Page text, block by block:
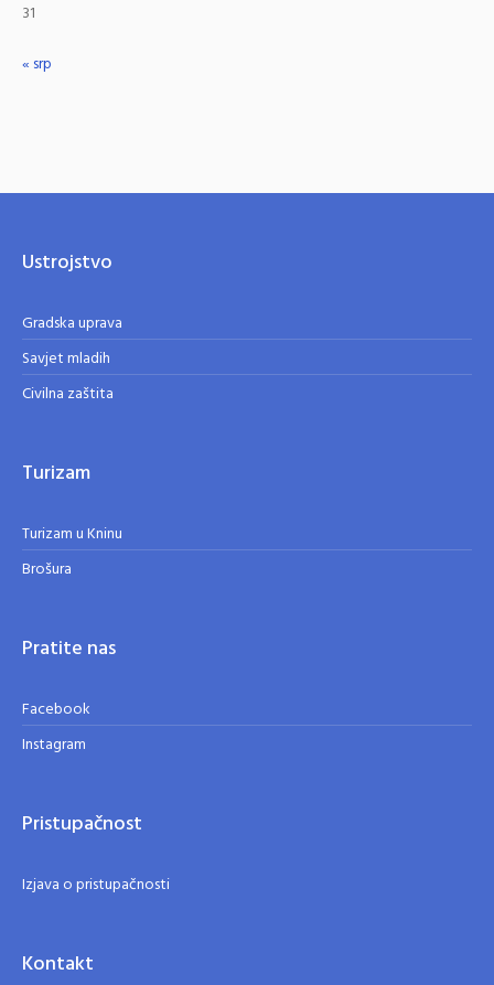
31
« srp
Ustrojstvo
Gradska uprava
Savjet mladih
Civilna zaštita
Turizam
Turizam u Kninu
Brošura
Pratite nas
Facebook
Instagram
Pristupačnost
Izjava o pristupačnosti
Kontakt